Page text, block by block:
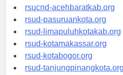
rsud-tangerangkota.org
rsucnd-acehbaratkab.org
rsud-pasuruankota.org
rsud-limapuluhkotakab.org
rsud-kotamakassar.org
rsud-kotabogor.org